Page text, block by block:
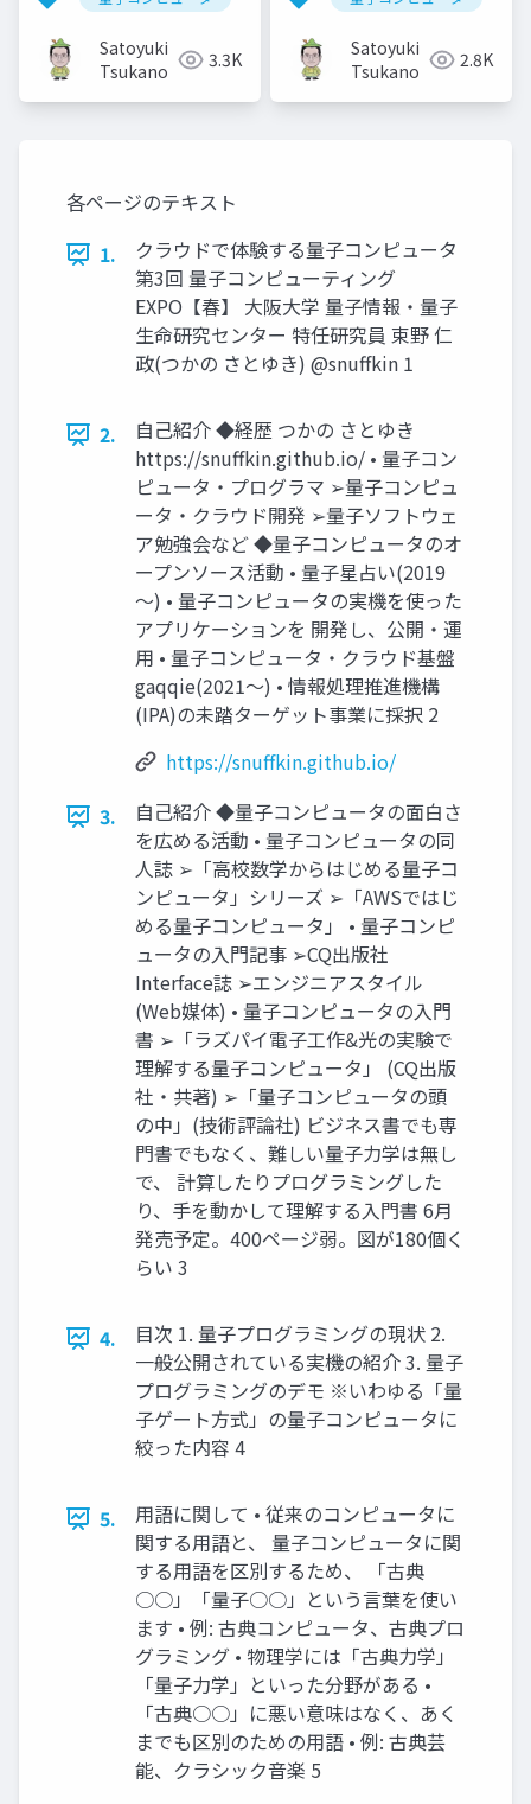
Satoyuki
Tsukano
3.3K
Satoyuki
Tsukano
2.8K
各ページのテキスト
1.
クラウドで体験する量子コンピュータ
第3回 量子コンピューティング
EXPO【春】 大阪大学 量子情報・量子
生命研究センター 特任研究員 束野 仁
政(つかの さとゆき) @snuffkin 1
2.
自己紹介 ◆経歴 つかの さとゆき
https://snuffkin.github.io/ • 量子コン
ピュータ・プログラマ ➢量子コンピュ
ータ・クラウド開発 ➢量子ソフトウェ
ア勉強会など ◆量子コンピュータのオ
ープンソース活動 • 量子星占い(2019
～) • 量子コンピュータの実機を使った
アプリケーションを 開発し、公開・運
用 • 量子コンピュータ・クラウド基盤
gaqqie(2021～) • 情報処理推進機構
(IPA)の未踏ターゲット事業に採択 2
https://snuffkin.github.io/
3.
自己紹介 ◆量子コンピュータの面白さ
を広める活動 • 量子コンピュータの同
人誌 ➢「高校数学からはじめる量子コ
ンピュータ」シリーズ ➢「AWSではじ
める量子コンピュータ」 • 量子コンピ
ュータの入門記事 ➢CQ出版社
Interface誌 ➢エンジニアスタイル
(Web媒体) • 量子コンピュータの入門
書 ➢「ラズパイ電子工作&光の実験で
理解する量子コンピュータ」 (CQ出版
社・共著) ➢「量子コンピュータの頭
の中」(技術評論社) ビジネス書でも専
門書でもなく、難しい量子力学は無し
で、 計算したりプログラミングした
り、手を動かして理解する入門書 6月
発売予定。400ページ弱。図が180個く
らい 3
4.
目次 1. 量子プログラミングの現状 2.
一般公開されている実機の紹介 3. 量子
プログラミングのデモ ※いわゆる「量
子ゲート方式」の量子コンピュータに
絞った内容 4
5.
用語に関して • 従来のコンピュータに
関する用語と、 量子コンピュータに関
する用語を区別するため、 「古典
○○」「量子○○」という言葉を使い
ます • 例: 古典コンピュータ、古典プロ
グラミング • 物理学には「古典力学」
「量子力学」といった分野がある •
「古典○○」に悪い意味はなく、あく
までも区別のための用語 • 例: 古典芸
能、クラシック音楽 5